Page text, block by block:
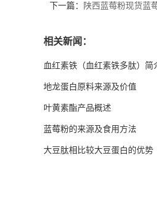
下一篇： 陕西蓝莓粉现货蓝
相关新闻：
血红素铁（血红素铁多肽）简
地龙蛋白原料来源及价值
叶黄素酯产品概述
蓝莓粉的来源及食用方法
大豆肽相比较大豆蛋白的优势